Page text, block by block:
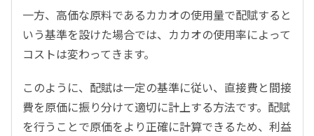
一方、高価な原料であるカカオの使用量で配賦すると
いう基準を設けた場合では、カカオの使用率によって
コストは変わってきます。
このように、配賦は一定の基準に従い、直接費と間接
費を原価に振り分けて適切に計上する方法です。配賦
を行うことで原価をより正確に計算できるため、利益